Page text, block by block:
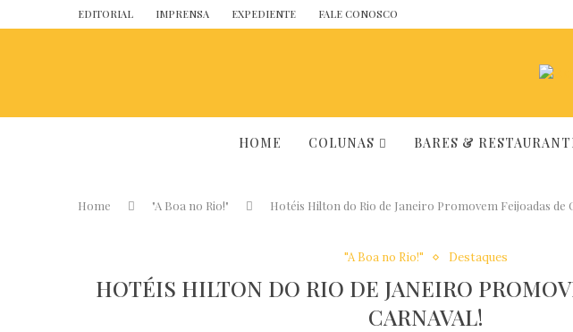
EDITORIAL IMPRENSA EXPEDIENTE FALE CONOSCO
HOME COLUNAS BARES &
Home "A Boa no Rio!" Hotéis Hilton do Rio de Janeiro Promovem Feijoadas de
"A Boa no Rio!" Destaques
HOTÉIS HILTON DO RIO DE JANEIRO
CARNAVAL!